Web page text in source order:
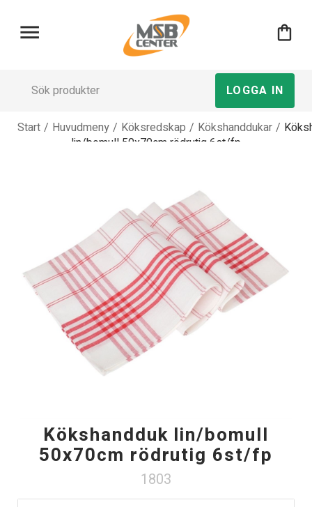
menu shopping_bag
LOGGA IN
Start / Huvudmeny / Köksredskap / Kökshanddukar /
lin/bomull 50x70cm rödrutig 6st/fp
Kökshandduk lin/bomull
50x70cm rödrutig 6st/fp
1803